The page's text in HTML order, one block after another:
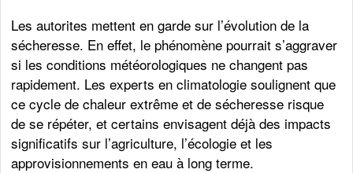
Les autorites mettent en garde sur l’évolution de la
sécheresse. En effet, le phénomène pourrait s’aggraver
si les conditions météorologiques ne changent pas
rapidement. Les experts en climatologie soulignent que
ce cycle de chaleur extrême et de sécheresse risque
de se répéter, et certains envisagent déjà des impacts
significatifs sur l’agriculture, l’écologie et les
approvisionnements en eau à long terme.